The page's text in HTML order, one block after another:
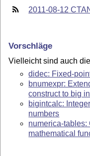
2011-08-12
Vorschläge
Vielleicht sind auch
didec: Fixed-
bnumexpr:
construct to big
bigintcalc:
numbers
numerica-tables:
mathematical